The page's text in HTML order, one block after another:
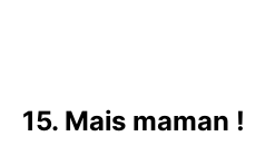
15. Mais maman !